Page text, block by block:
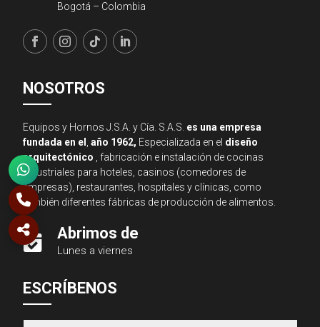
Bogotá – Colombia
NOSOTROS
Equipos y Hornos J.S.A. y Cía. S.A.S. es una empresa
fundada en el ,año 1962, Especializada en el diseño
arquitectónico , fabricación e instalación de cocinas
industriales para hoteles, casinos (comedores de
empresas), restaurantes, hospitales y clínicas, como
también diferentes fábricas de producción de alimentos.
 Abrimos de
Lunes a viernes
ESCRÍBENOS
● En línea ahora